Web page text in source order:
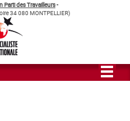
Parti des Travailleurs-
34 080 MONTPELLIER)